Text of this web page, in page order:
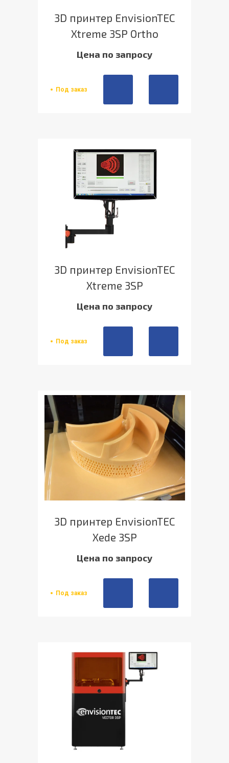
3D принтер EnvisionTEC
Xtreme 3SP Ortho
Цена по запросу
Под заказ
3D принтер EnvisionTEC
Xtreme 3SP
Цена по запросу
Под заказ
3D принтер EnvisionTEC
Xede 3SP
Цена по запросу
Под заказ